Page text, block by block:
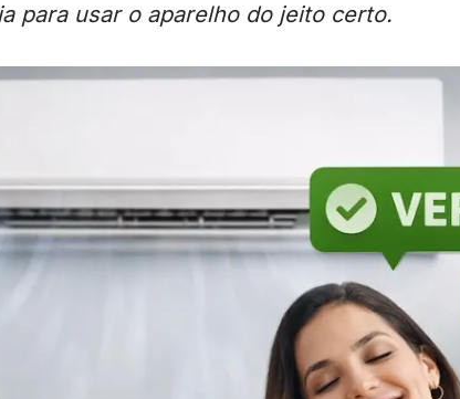
para usar o aparelho do jeito certo.